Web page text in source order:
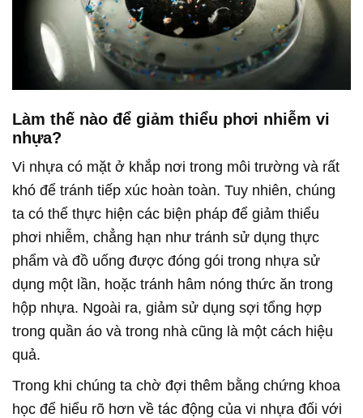
Làm thế nào để giảm thiểu phơi nhiễm vi
nhựa?
Vi nhựa có mặt ở khắp nơi trong môi trường và rất
khó để tránh tiếp xúc hoàn toàn. Tuy nhiên, chúng
ta có thể thực hiện các biện pháp để giảm thiểu
phơi nhiễm, chẳng hạn như tránh sử dụng thực
phẩm và đồ uống được đóng gói trong nhựa sử
dụng một lần, hoặc tránh hâm nóng thức ăn trong
hộp nhựa. Ngoài ra, giảm sử dụng sợi tổng hợp
trong quần áo và trong nhà cũng là một cách hiệu
quả.
Trong khi chúng ta chờ đợi thêm bằng chứng khoa
học để hiểu rõ hơn về tác động của vi nhựa đối với